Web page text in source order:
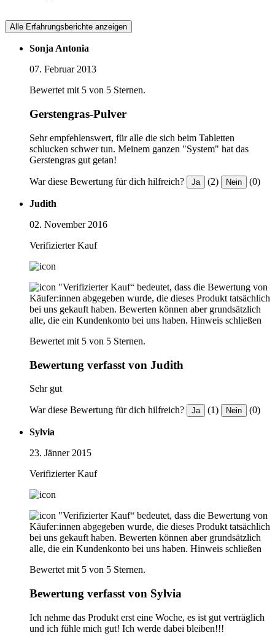
Alle Erfahrungsberichte anzeigen
Sonja Antonia
07. Februar 2013
Bewertet mit 5 von 5 Sternen.
Gerstengras-Pulver
Sehr empfehlenswert, für alle die sich beim Tabletten
schlucken schwer tun. Meinem ganzen "System" hat das
Gerstengras gut getan!
War diese Bewertung für dich hilfreich? Ja (2) Nein (0)
Judith
02. November 2016
Verifizierter Kauf
"Verifizierter Kauf“ bedeutet, dass die Bewertung von
Käufer:innen abgegeben wurde, die dieses Produkt tatsächlich
bei uns gekauft haben. Bewerten können aber grundsätzlich
alle, die ein Kundenkonto bei uns haben. Hinweis schließen
Bewertet mit 5 von 5 Sternen.
Bewertung verfasst von Judith
Sehr gut
War diese Bewertung für dich hilfreich? Ja (1) Nein (0)
Sylvia
23. Jänner 2015
Verifizierter Kauf
"Verifizierter Kauf“ bedeutet, dass die Bewertung von
Käufer:innen abgegeben wurde, die dieses Produkt tatsächlich
bei uns gekauft haben. Bewerten können aber grundsätzlich
alle, die ein Kundenkonto bei uns haben. Hinweis schließen
Bewertet mit 5 von 5 Sternen.
Bewertung verfasst von Sylvia
Ich nehme das Produkt erst eine Woche, es ist gut verträglich
und ich fühle mich gut! Ich werde dabei bleiben!!!